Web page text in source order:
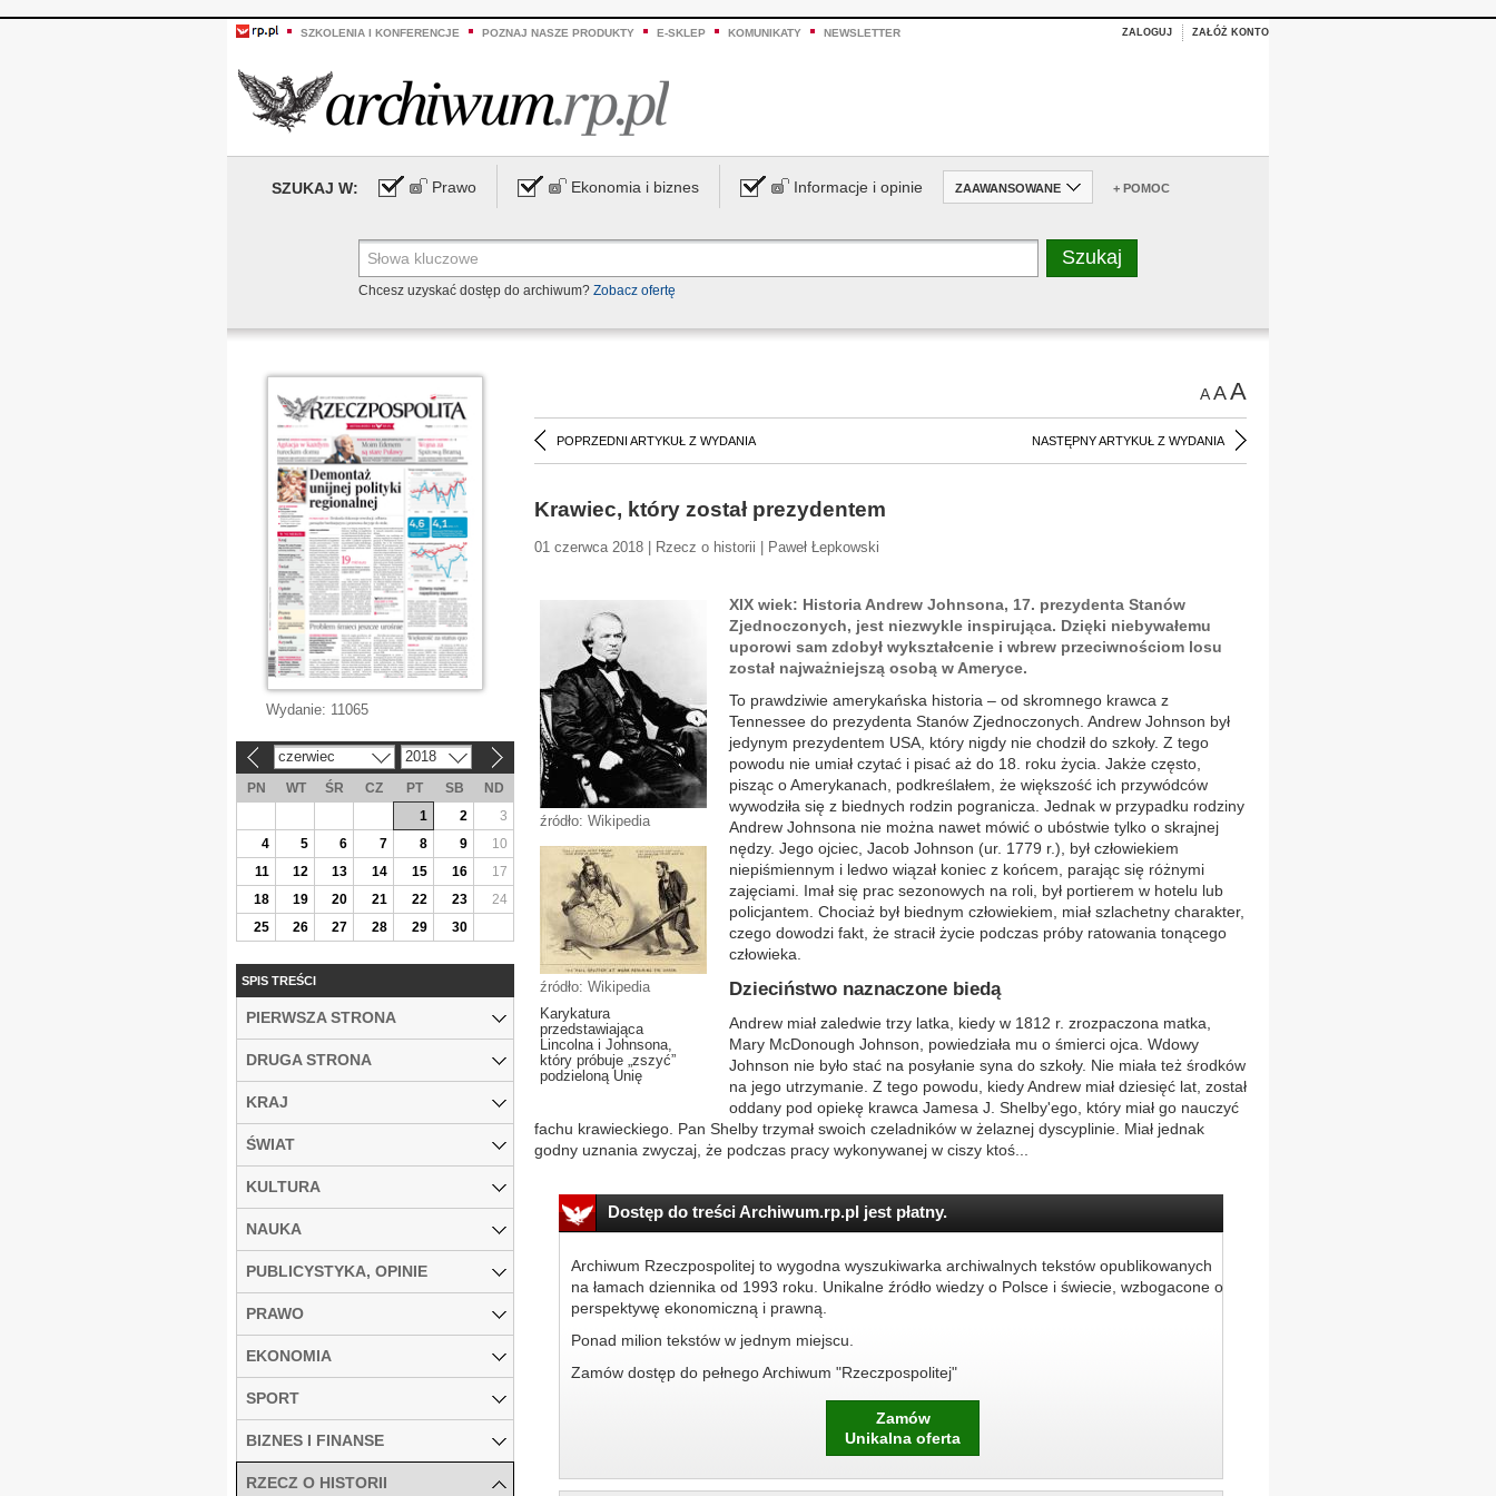
SZKOLENIA I KONFERENCJE POZNAJ NASZE PRODUKTY E-SKLEP KOMUNIKATY NEWSLETTER ZALOGUJ ZAŁÓŻ KONTO
SZUKAJ W: Prawo Ekonomia i biznes Informacje i opinie ZAAWANSOWANE + POMOC
Chcesz uzyskać dostęp do archiwum? Zobacz ofertę
AAA
POPRZEDNI ARTYKUŁ Z WYDANIA NASTĘPNY ARTYKUŁ Z WYDANIA
Krawiec, który został prezydentem
01 czerwca 2018 | Rzecz o historii | Paweł Łepkowski
źródło: Wikipedia
źródło: Wikipedia
Karykatura
przedstawiająca
Lincolna i Johnsona,
który próbuje „zszyć”
podzieloną Unię
XIX wiek: Historia Andrew Johnsona, 17. prezydenta Stanów
Zjednoczonych, jest niezwykle inspirująca. Dzięki niebywałemu
uporowi sam zdobył wykształcenie i wbrew przeciwnościom losu
został najważniejszą osobą w Ameryce.
To prawdziwie amerykańska historia – od skromnego krawca z
Tennessee do prezydenta Stanów Zjednoczonych. Andrew Johnson był
jedynym prezydentem USA, który nigdy nie chodził do szkoły. Z tego
powodu nie umiał czytać i pisać aż do 18. roku życia. Jakże często,
pisząc o Amerykanach, podkreślałem, że większość ich przywódców
wywodziła się z biednych rodzin pogranicza. Jednak w przypadku rodziny
Andrew Johnsona nie można nawet mówić o ubóstwie tylko o skrajnej
nędzy. Jego ojciec, Jacob Johnson (ur. 1779 r.), był człowiekiem
niepiśmiennym i ledwo wiązał koniec z końcem, parając się różnymi
zajęciami. Imał się prac sezonowych na roli, był portierem w hotelu lub
policjantem. Chociaż był biednym człowiekiem, miał szlachetny charakter,
czego dowodzi fakt, że stracił życie podczas próby ratowania tonącego
człowieka.
Dzieciństwo naznaczone biedą
Andrew miał zaledwie trzy latka, kiedy w 1812 r. zrozpaczona matka,
Mary McDonough Johnson, powiedziała mu o śmierci ojca. Wdowy
Johnson nie było stać na posyłanie syna do szkoły. Nie miała też środków
na jego utrzymanie. Z tego powodu, kiedy Andrew miał dziesięć lat, został
oddany pod opiekę krawca Jamesa J. Shelby'ego, który miał go nauczyć
fachu krawieckiego. Pan Shelby trzymał swoich czeladników w żelaznej dyscyplinie. Miał jednak
godny uznania zwyczaj, że podczas pracy wykonywanej w ciszy ktoś...
Dostęp do treści Archiwum.rp.pl jest płatny.
Archiwum Rzeczpospolitej to wygodna wyszukiwarka archiwalnych tekstów opublikowanych
na łamach dziennika od 1993 roku. Unikalne źródło wiedzy o Polsce i świecie, wzbogacone o
perspektywę ekonomiczną i prawną.
Ponad milion tekstów w jednym miejscu.
Zamów dostęp do pełnego Archiwum "Rzeczpospolitej"
Zamów
Unikalna oferta
Wydanie: 11065
czerwiec 2018
PN WT ŚR CZ PT SB
ND
1
2
3
4
5 6 7 8 9
10
11
12 13 14 15 16
17
18
19 20 21 22 23
24
25
26 27 28 29 30
SPIS TREŚCI
PIERWSZA STRONA
DRUGA STRONA
KRAJ
ŚWIAT
KULTURA
NAUKA
PUBLICYSTYKA, OPINIE
PRAWO
EKONOMIA
SPORT
BIZNES I FINANSE
RZECZ O HISTORII